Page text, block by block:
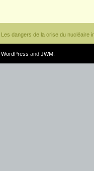
Les dangers de la crise du nucléaire
WordPress and JWM